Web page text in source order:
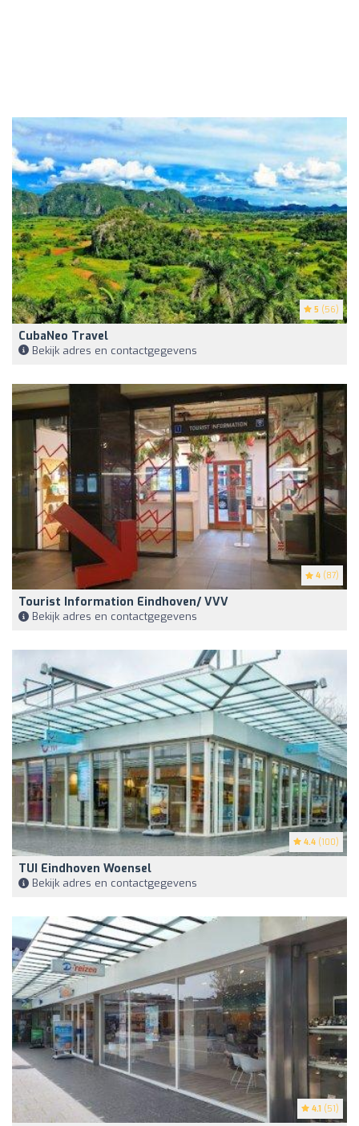
5 (56)
CubaNeo Travel
Bekijk adres en contactgegevens
4 (87)
Tourist Information Eindhoven/ VVV
Bekijk adres en contactgegevens
4.4 (100)
TUI Eindhoven Woensel
Bekijk adres en contactgegevens
4.1 (51)